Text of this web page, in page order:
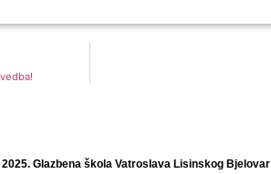
Glazbena škola Vatroslava Lisinskog Bjelovar